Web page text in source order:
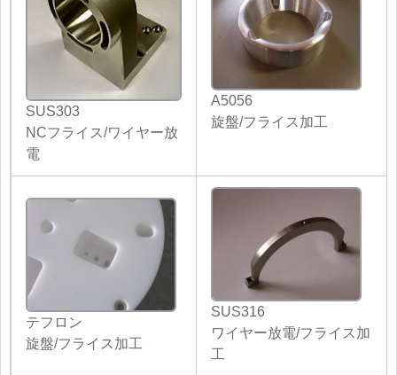
SUS303
NCフライス/ワイヤー放
電
A5056
旋盤/フライス加工
テフロン
旋盤/フライス加工
SUS316
ワイヤー放電/フライス加
工